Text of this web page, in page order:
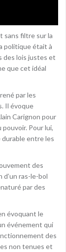
sans filtre sur la
politique était à
des lois justes et
que cet idéal
par les
Il évoque
Carignon pour
Pour lui,
entre les
des
d’un ras-le-bol
par des
évoquant le
événement qui
des
non tenues et